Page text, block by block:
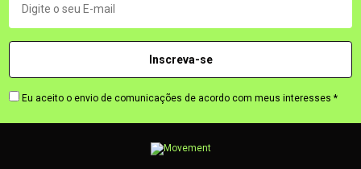
Eu aceito o envio de comunicações de acordo com meus interesses *